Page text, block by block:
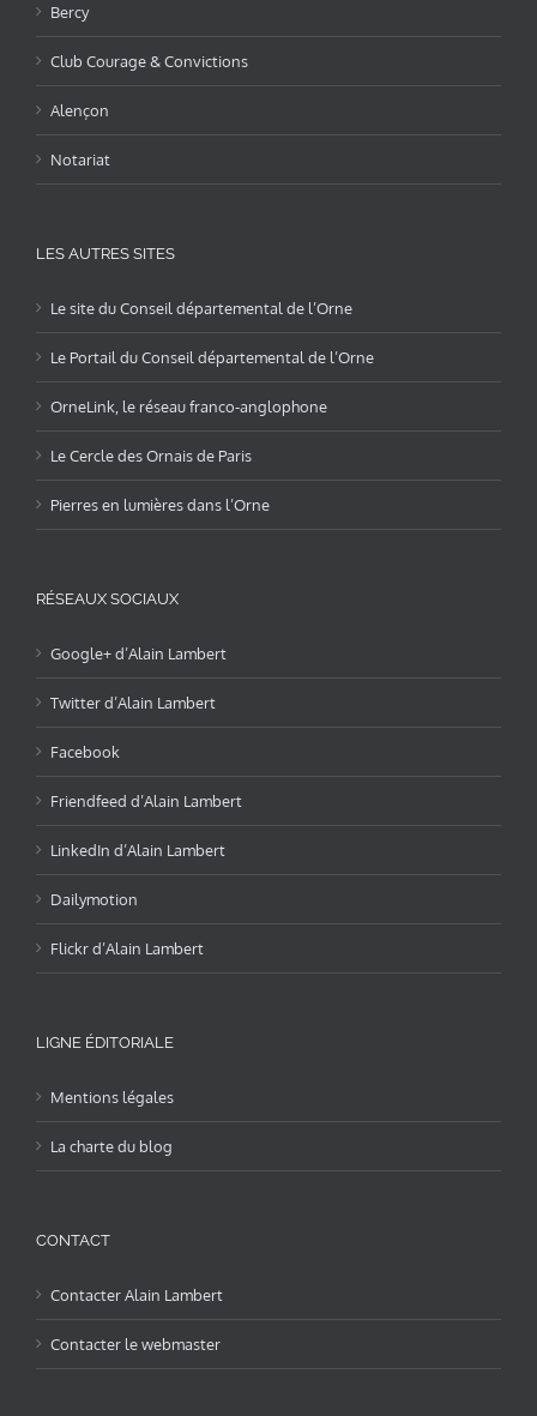
Bercy
Club Courage & Convictions
Alençon
Notariat
LES AUTRES SITES
Le site du Conseil départemental de l’Orne
Le Portail du Conseil départemental de l’Orne
OrneLink, le réseau franco-anglophone
Le Cercle des Ornais de Paris
Pierres en lumières dans l’Orne
RÉSEAUX SOCIAUX
Google+ d’Alain Lambert
Twitter d’Alain Lambert
Facebook
Friendfeed d’Alain Lambert
LinkedIn d’Alain Lambert
Dailymotion
Flickr d’Alain Lambert
LIGNE ÉDITORIALE
Mentions légales
La charte du blog
CONTACT
Contacter Alain Lambert
Contacter le webmaster